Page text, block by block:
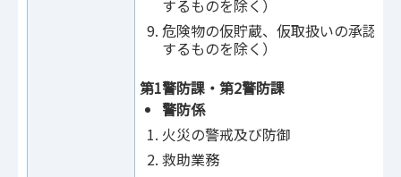
するものを除く）
危険物の仮貯蔵、仮取扱いの承認（
するものを除く）
第1警防課・第2警防課
警防係
火災の警戒及び防御
救助業務